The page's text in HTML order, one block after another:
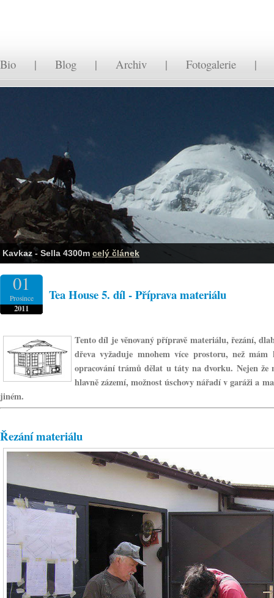
Bio | Blog | Archiv | Fotogalerie
Kavkaz - Sella 4300m celý článek
01
Prosince
2011
Tea House 5. díl - Příprava materiálu
Tento díl je věnovaný přípravě materiálu, řezání,
dřeva vyžaduje mnohem více prostoru, než
opracování trámů dělat u táty na dvorku. Nejen
hlavně zázemí, možnost úschovy nářadí v garáži a
jiném.
Řezání materiálu